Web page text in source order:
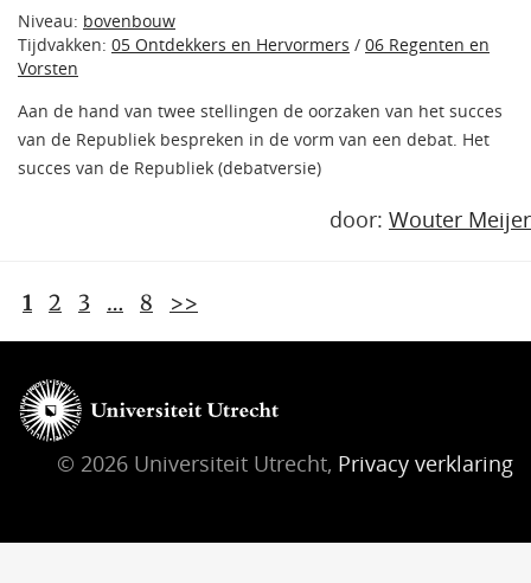
Niveau: bovenbouw
Tijdvakken: 05 Ontdekkers en Hervormers / 06 Regenten en
Vorsten
Aan de hand van twee stellingen de oorzaken van het succes
van de Republiek bespreken in de vorm van een debat. Het
succes van de Republiek (debatversie)
door: Wouter Meijer
1 2 3 … 8 >>
© 2026 Universiteit Utrecht, Privacy verklaring